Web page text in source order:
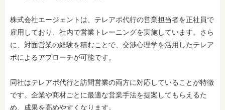
株式会社エージェントは、テレアポ代行の営業担当者を正社員で
雇用しており、社内で営業トレーニングを実施しています。さら
に、対面営業の経験を積むことで、交渉心理学を活用したテレア
ポによるアプローチが可能です。
同社はテレアポ代行と訪問営業の両方に対応していることが特徴
です。企業や商材ごとに最適な営業手法を提案してもらえるた
め、成果を高めやすくなります。